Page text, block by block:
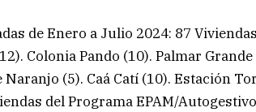
de Enero a Julio 2024: 87
Colonia Pando (10). Palmar Grande
Naranjo (5). Caá Catí (10). Estación
del Programa EPAM/